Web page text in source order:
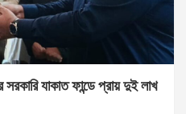
যাকাত ফান্ডে প্রায় দুই লাখ